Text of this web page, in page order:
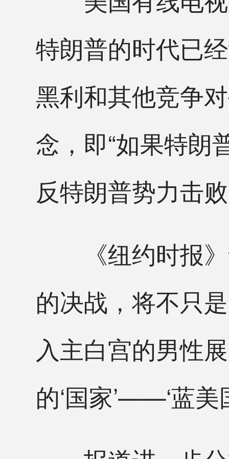
特朗普的时代已
黑利和其他竞争
念，即“如果特朗
反特朗普势力击
《纽约时报》
的决战，将不只
入主白宫的男性
的‘国家’——‘蓝美